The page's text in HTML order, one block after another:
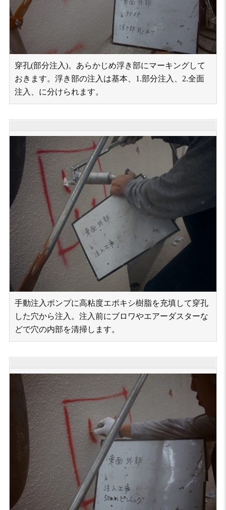
穿孔(部分注入)。あらかじめ浮き部にマーキングして
おきます。浮き部の注入は基本、1.部分注入、2.全面
注入、に分けられます。
手動注入ポンプに高粘度エポキシ樹脂を充填して穿孔
した穴から注入。注入前にブロワやエアーダスターな
どで穴の内部を清掃します。